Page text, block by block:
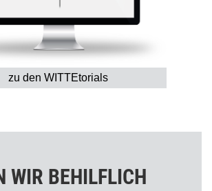
zu den WITTEtorials
WIR BEHILFLICH